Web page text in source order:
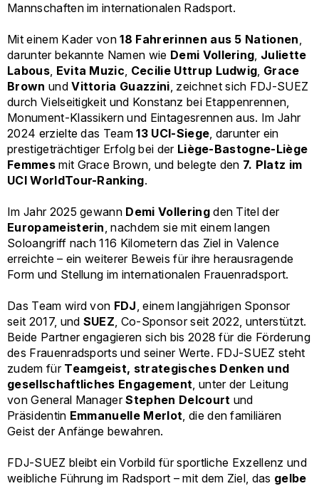
Mannschaften im internationalen Radsport.
Mit einem Kader von18 Fahrerinnen aus 5 Nationen,
darunter bekannte Namen wie Demi Vollering, Juliette
Labous, Evita Muzic, Cecilie Uttrup Ludwig, Grace
Brown undVittoria Guazzini, zeichnet sich FDJ-SUEZ
durch Vielseitigkeit und Konstanz bei Etappenrennen,
Monument-Klassikern und Eintagesrennen aus. Im Jahr
2024 erzielte das Team13 UCI-Siege, darunter ein
prestigeträchtiger Erfolg bei der Liège-Bastogne-Liège
Femmesmit Grace Brown, und belegte den 7. Platz im
UCI WorldTour-Ranking.
Im Jahr 2025 gewann Demi Volleringden Titel der
Europameisterin, nachdem sie mit einem langen
Soloangriff nach 116 Kilometern das Ziel in Valence
erreichte – ein weiterer Beweis für ihre herausragende
Form und Stellung im internationalen Frauenradsport.
Das Team wird von FDJ, einem langjährigen Sponsor
seit 2017, und SUEZ, Co-Sponsor seit 2022, unterstützt.
Beide Partner engagieren sich bis 2028 für die Förderung
des Frauenradsports und seiner Werte. FDJ-SUEZ steht
zudem für Teamgeist, strategisches Denken und
gesellschaftliches Engagement, unter der Leitung
von General ManagerStephen Delcourt und
Präsidentin Emmanuelle Merlot, die den familiären
Geist der Anfänge bewahren.
FDJ-SUEZ bleibt ein Vorbild für sportliche Exzellenz und
weibliche Führung im Radsport – mit dem Ziel, das gelbe